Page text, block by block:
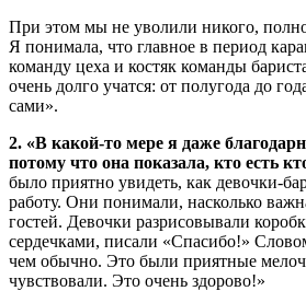
При этом мы не уволили никого,
Я понимала, что главное в период
команду цеха и костяк команды
очень долго учатся: от полугода до
сами».
2. «В какой-то мере я даже
потому что она показала, кто есть
было приятно увидеть, как девочки-
работу. Они понимали, насколько
гостей. Девочки разрисовывали
сердечками, писали «Спасибо!»
чем обычно. Это были приятные
чувствовали. Это очень здорово!»